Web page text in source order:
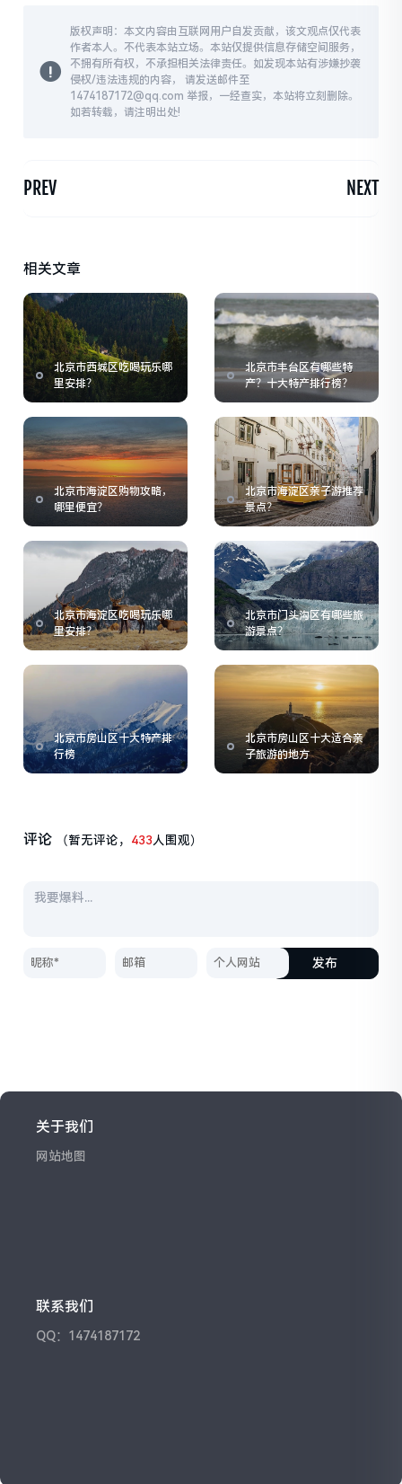
版权声明：本文内容由互联网用户自发贡献，该文观点仅代表
作者本人。不代表本站立场。本站仅提供信息存储空间服务，
不拥有所有权，不承担相关法律责任。如发现本站有涉嫌抄袭
侵权/违法违规的内容， 请发送邮件至
1474187172@qq.com 举报，一经查实，本站将立刻删除。
如若转载，请注明出处!
PREV NEXT
相关文章
北京市西城区吃喝玩乐哪
里安排？
北京市丰台区有哪些特
产？十大特产排行榜？
北京市海淀区购物攻略，
哪里便宜？
北京市海淀区亲子游推荐
景点？
北京市海淀区吃喝玩乐哪
里安排？
北京市门头沟区有哪些旅
游景点？
北京市房山区十大特产排
行榜
北京市房山区十大适合亲
子旅游的地方
评论 （暂无评论， 433人围观）
发布
关于我们
网站地图
联系我们
QQ：1474187172